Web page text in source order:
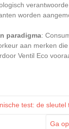
worden
paradigma:
aan merken
Ventil Eco
test: de sleutel
Ga